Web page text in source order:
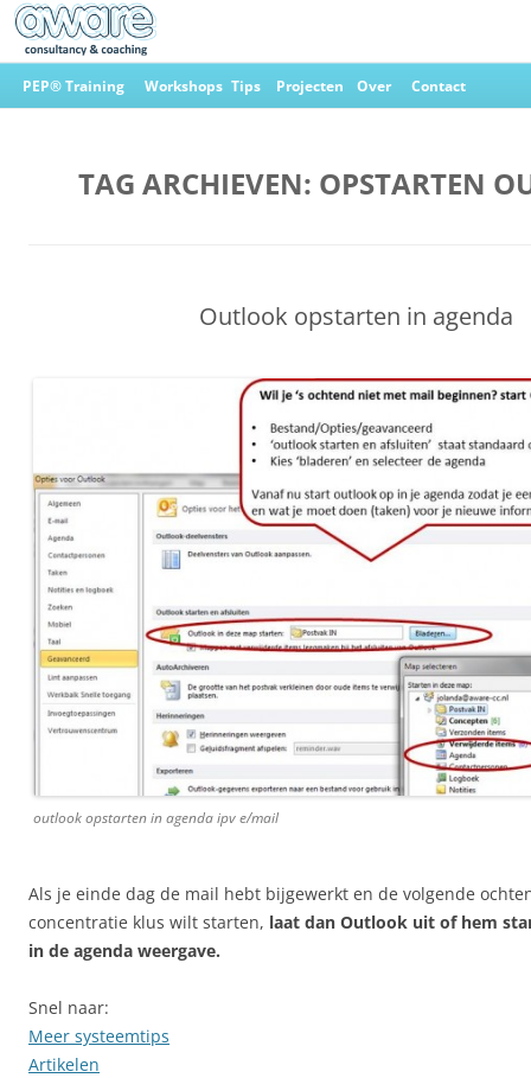
Ga
naar
PEP® Training Workshops Tips Projecten Over Contact
TAG ARCHIEVEN: OPSTARTEN
Outlook opstarten in agenda
outlook opstarten in agenda ipv e/mail
Als je einde dag de mail hebt bijgewerkt en de volgende
concentratie klus wilt starten, laat dan Outlook uit of hem
in de agenda weergave.
Snel naar:
Meer systeemtips
Artikelen